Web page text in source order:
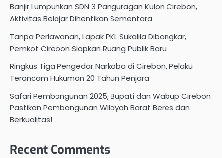
Banjir Lumpuhkan SDN 3 Panguragan Kulon Cirebon,
Aktivitas Belajar Dihentikan Sementara
Tanpa Perlawanan, Lapak PKL Sukalila Dibongkar,
Pemkot Cirebon Siapkan Ruang Publik Baru
Ringkus Tiga Pengedar Narkoba di Cirebon, Pelaku
Terancam Hukuman 20 Tahun Penjara
Safari Pembangunan 2025, Bupati dan Wabup Cirebon
Pastikan Pembangunan Wilayah Barat Beres dan
Berkualitas!
Recent Comments